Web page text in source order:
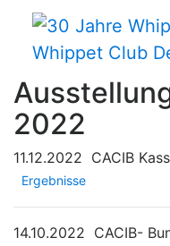
Whippet Club
2022
11.12.2022 CACIB
Ergebnisse
14.10.2022 CACIB-